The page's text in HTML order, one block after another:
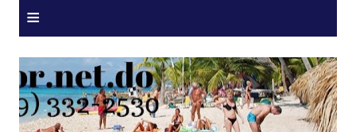
≡